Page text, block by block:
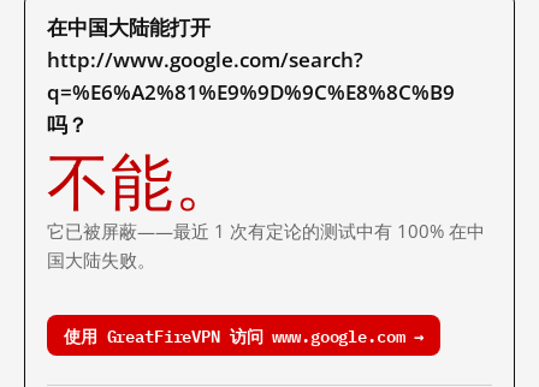
在中国大陆能打开
http://www.google.com/search?
q=%E6%A2%81%E9%9D%9C%E8%8C%B9
吗？
不能。
它已被屏蔽——最近 1 次有定论的测试中有 100% 在中
国大陆失败。
使用 GreatFireVPN 访问 www.google.com →